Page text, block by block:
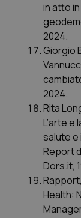
in atto
2024.
Giorgio
2024.
Rita
L’arte
salute e
Report
Dors.it,
Health: